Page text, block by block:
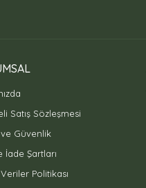
Satış Sözleşmesi
Güvenlik
İade Şartları
Politikası